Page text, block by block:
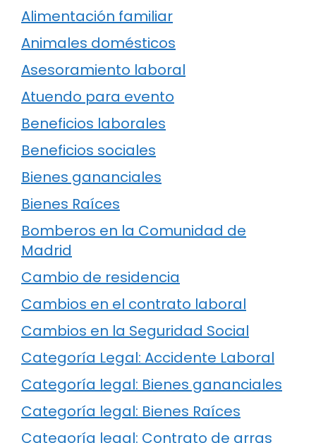
Alimentación familiar
Animales domésticos
Asesoramiento laboral
Atuendo para evento
Beneficios laborales
Beneficios sociales
Bienes gananciales
Bienes Raíces
Bomberos en la Comunidad de
Madrid
Cambio de residencia
Cambios en el contrato laboral
Cambios en la Seguridad Social
Categoría Legal: Accidente Laboral
Categoría legal: Bienes gananciales
Categoría legal: Bienes Raíces
Categoría legal: Contrato de arras